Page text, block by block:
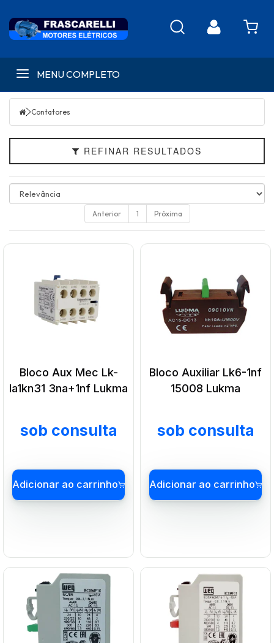
MENU COMPLETO
Contatores
REFINAR RESULTADOS
Filtrar
CATEGORIAS
MARCAS
Anterior 1 Próxima
Bloco Aux Mec Lk-
la1kn31 3na+1nf Lukma
sob consulta
Bloco Auxiliar Lk6-1nf
15008 Lukma
sob consulta